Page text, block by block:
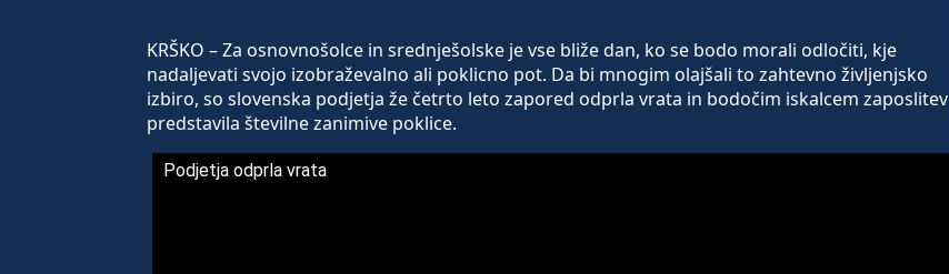
KRŠKO – Za osnovnošolce in srednješolske je vse bliže dan, ko se bodo morali odločiti, kje
nadaljevati svojo izobraževalno ali poklicno pot. Da bi mnogim olajšali to zahtevno življenjsko
izbiro, so slovenska podjetja že četrto leto zapored odprla vrata in bodočim iskalcem zaposlitev
predstavila številne zanimive poklice.
Podjetja odprla vrata